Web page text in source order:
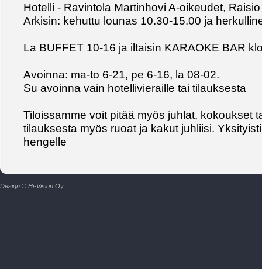
Hotelli - Ravintola Martinhovi A-oikeudet,
Arkisin: kehuttu lounas 10.30-15.00 ja
La BUFFET 10-16 ja iltaisin KARAOKE BAR
Avoinna: ma-to 6-21, pe 6-16, la 08-02.
Su avoinna vain hotellivieraille tai tilauksesta
Tiloissamme voit pitää myös juhlat, kokoukset
tilauksesta myös ruoat ja kakut juhliisi.
hengelle
Design © Hi-Vision Oy